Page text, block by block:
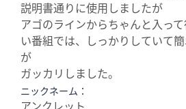
説明書通りに使用しましたが
アゴのラインからちゃんと入っ
い番組では、しっかりしていて
が
ガッカリしました。
ニックネーム：